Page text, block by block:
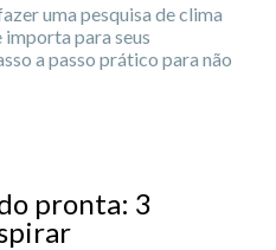
uma pesquisa de clima
para seus
a passo prático para não
pronta: 3